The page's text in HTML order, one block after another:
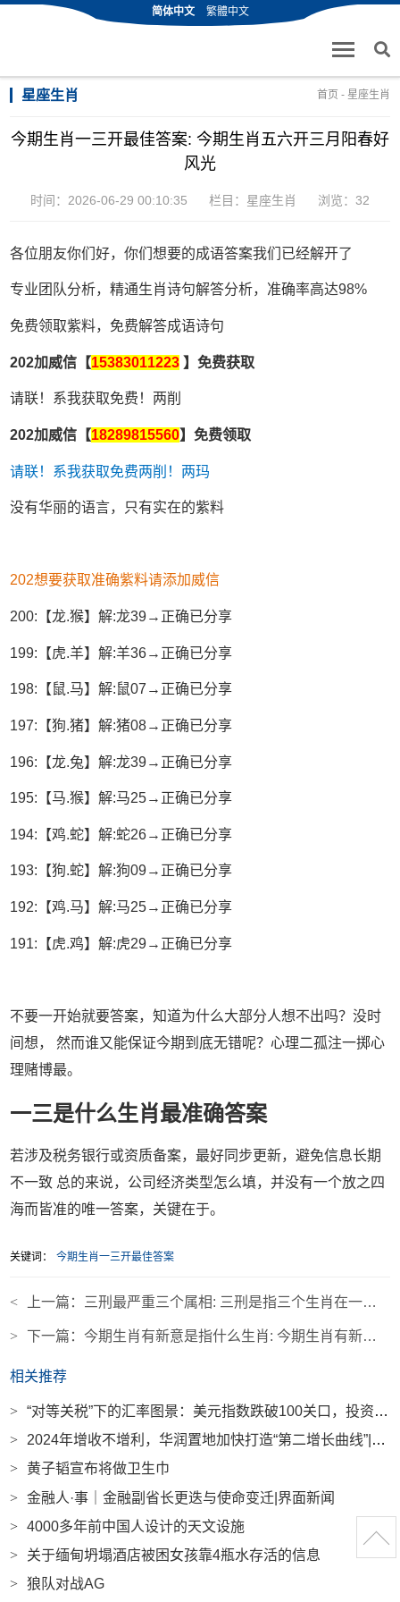
简体中文 繁體中文
星座生肖 首页 - 星座生肖
今期生肖一三开最佳答案: 今期生肖五六开三月阳春好
风光
时间：2026-06-29 00:10:35 栏目： 星座生肖 浏览：32
各位朋友你们好，你们想要的成语答案我们已经解开了
专业团队分析，精通生肖诗句解答分析，准确率高达98%
免费领取紫料，免费解答成语诗句
202加威信【15383011223 】免费获取
请联！系我获取免费！两削
202加威信【18289815560】免费领取
请联！系我获取免费两削！两玛
没有华丽的语言，只有实在的紫料
202想要获取准确紫料请添加威信
200:【龙.猴】解:龙39→正确已分享
199:【虎.羊】解:羊36→正确已分享
198:【鼠.马】解:鼠07→正确已分享
197:【狗.猪】解:猪08→正确已分享
196:【龙.兔】解:龙39→正确已分享
195:【马.猴】解:马25→正确已分享
194:【鸡.蛇】解:蛇26→正确已分享
193:【狗.蛇】解:狗09→正确已分享
192:【鸡.马】解:马25→正确已分享
191:【虎.鸡】解:虎29→正确已分享
不要一开始就要答案，知道为什么大部分人想不出吗？没时
间想， 然而谁又能保证今期到底无错呢？心理二孤注一掷心
理赌博最。
一三是什么生肖最准确答案
若涉及税务银行或资质备案，最好同步更新，避免信息长期
不一致 总的来说，公司经济类型怎么填，并没有一个放之四
海而皆准的唯一答案，关键在于。
关键词： 今期生肖一三开最佳答案
< 上一篇： 三刑最严重三个属相: 三刑是指三个生肖在一起才为3刑吗
> 下一篇：今期生肖有新意是指什么生肖: 今期生肖有新意是指什么生肖呢
相关推荐
>
“对等关税”下的汇率图景：美元指数跌破100关口，投资者涌向日元、瑞郎|界面新闻
>
2024年增收不增利，华润置地加快打造“第二增长曲线”|界面新闻 · 地产
>
黄子韬宣布将做卫生巾
>
金融人·事｜金融副省长更迭与使命变迁|界面新闻
>
4000多年前中国人设计的天文设施
>
关于缅甸坍塌酒店被困女孩靠4瓶水存活的信息
>
狼队对战AG